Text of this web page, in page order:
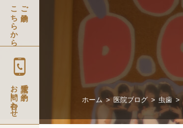
ホーム > 医院ブログ > 虫歯 >
ご予約は
こちらから
電話で予約
お問い合わせ